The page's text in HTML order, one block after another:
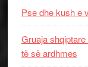
Pse dhe kush e
Gruaja
të së ardhmes